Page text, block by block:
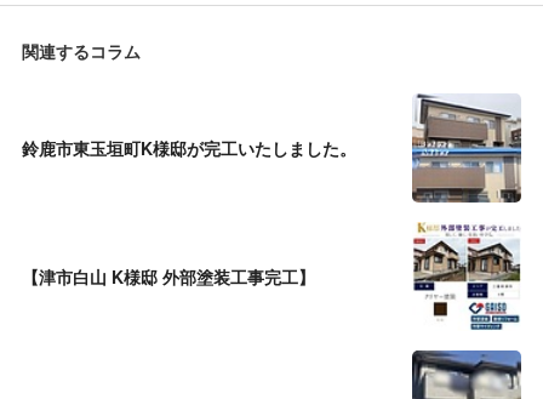
関連するコラム
鈴鹿市東玉垣町K様邸が完工いたしました。
【津市白山 K様邸 外部塗装工事完工】